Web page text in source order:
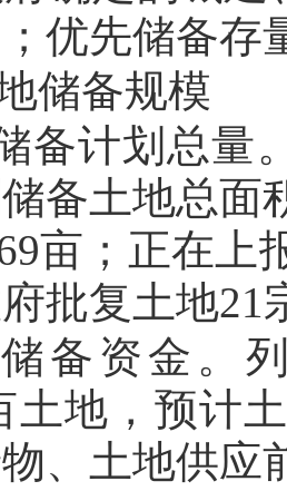
优先储备存
储备规模
备计划总量
备土地总面
亩；正在上
府批复土地21
备资金。
土地，预计
、土地供应